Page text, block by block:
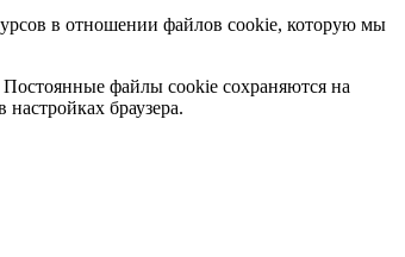
в отношении файлов cookie, которую мы
файлы cookie сохраняются на
браузера.